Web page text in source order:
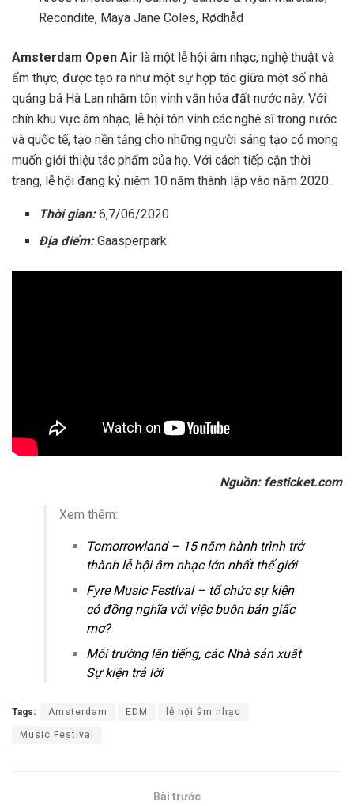
Recondite, Maya Jane Coles, Rødhåd
Amsterdam Open Air là một lễ hội âm nhạc, nghệ thuật và
ẩm thực, được tạo ra như một sự hợp tác giữa một số nhà
quảng bá Hà Lan nhằm tôn vinh văn hóa đất nước này. Với
chín khu vực âm nhạc, lễ hội tôn vinh các nghệ sĩ trong nước
và quốc tế, tạo nền tảng cho những người sáng tạo có mong
muốn giới thiệu tác phẩm của họ. Với cách tiếp cận thời
trang, lễ hội đang kỷ niệm 10 năm thành lập vào năm 2020.
Thời gian:6,7/06/2020
Địa điểm:Gaasperpark
Nguồn: festicket.com
Xem thêm:
Tomorrowland – 15 năm hành trình trở
thành lễ hội âm nhạc lớn nhất thế giới
Fyre Music Festival – tổ chức sự kiện
có đồng nghĩa với việc buôn bán giấc
mơ?
Môi trường lên tiếng, các Nhà sản xuất
Sự kiện trả lời
Tags: Amsterdam EDM lễ hội âm nhạc
Music Festival
Bài trước